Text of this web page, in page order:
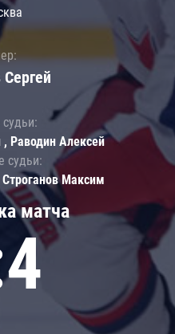
матча
Раводин Алексей
судьи:
Максим